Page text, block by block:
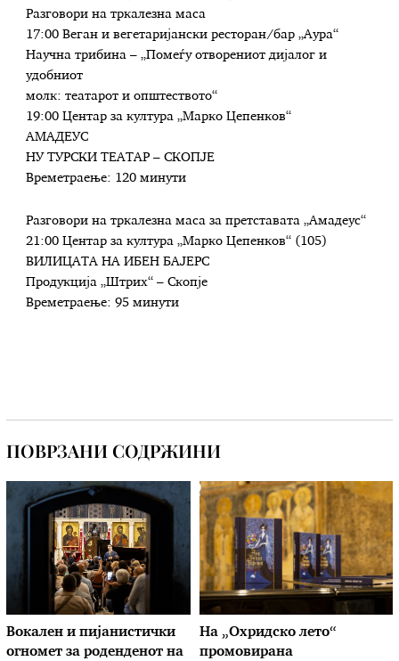
Разговори на тркалезна маса
17:00 Веган и вегетаријански ресторан/бар „Аура“
Научна трибина – „Помеѓу отворениот дијалог и
удобниот
молк: театарот и општеството“
19:00 Центар за култура „Марко Цепенков“
АМАДЕУС
НУ ТУРСКИ ТЕАТАР – СКОПЈЕ
Времетраење: 120 минути
Разговори на тркалезна маса за претставата „Амадеус“
21:00 Центар за култура „Марко Цепенков“ (105)
ВИЛИЦАТА НА ИБЕН БАЈЕРС
Продукција „Штрих“ – Скопје
Времетраење: 95 минути
ПОВРЗАНИ СОДРЖИНИ
Вокален и пијанистички
огномет за роденденот на
На „Охридско лето“
промовирана